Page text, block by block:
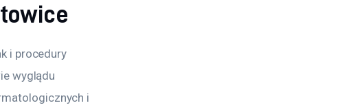
i procedury
wyglądu
i